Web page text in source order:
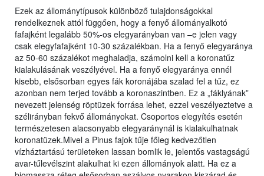
Ezek az állománytípusok különböző tulajdonságokkal
rendelkeznek attól függően, hogy a fenyő állományalkotó
fafajként legalább 50%-os elegyarányban van –e jelen vagy
csak elegyfafajként 10-30 százalékban. Ha a fenyő elegyaránya
az 50-60 százalékot meghaladja, számolni kell a koronatűz
kialakulásának veszélyével. Ha a fenyő elegyaránya ennél
kisebb, elsősorban egyes fák koronájába szalad fel a tűz, ez
azonban nem terjed tovább a koronaszintben. Ez a „fáklyának”
nevezett jelenség röptüzek forrása lehet, ezzel veszélyeztetve a
szélirányban fekvő állományokat. Csoportos elegyítés esetén
természetesen alacsonyabb elegyaránynál is kialakulhatnak
koronatüzek.Mivel a Pinus fajok tűje főleg kedvezőtlen
vízháztartású területeken lassan bomlik le, jelentős vastagságú
avar-tűlevélszint alakulhat ki ezen állományok alatt. Ha ez a